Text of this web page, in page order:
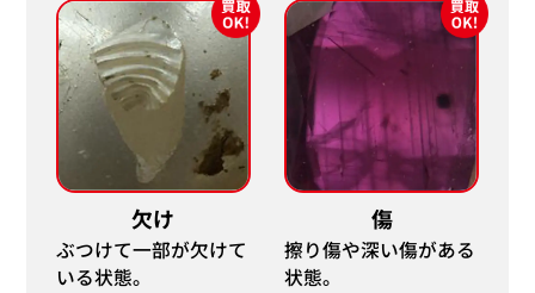
欠け
ぶつけて一部が欠けて
いる状態。
傷
擦り傷や深い傷がある
状態。